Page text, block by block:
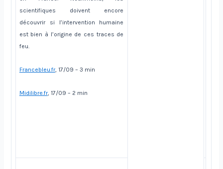
scientifiques doivent encore
découvrir si l’intervention humaine
est bien à l’origine de ces traces de
feu.
Francebleu.fr, 17/09 – 3 min
Midilibre.fr, 17/09 – 2 min